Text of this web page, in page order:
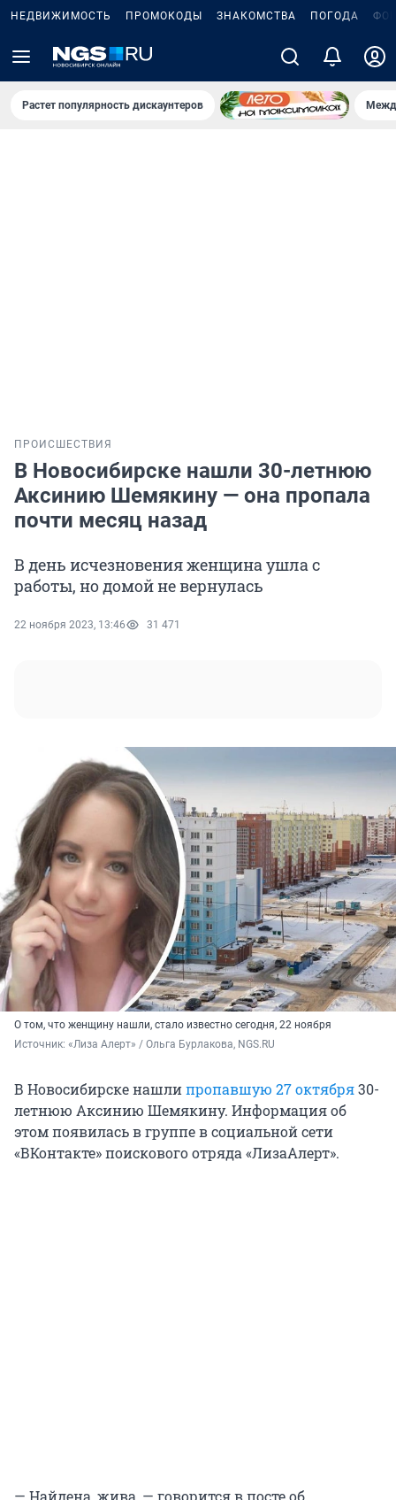
НЕДВИЖИМОСТЬ ПРОМОКОДЫ ЗНАКОМСТВА ПОГОДА
Растет популярность дискаунтеров
ПРОИСШЕСТВИЯ
В Новосибирске нашли 30-летнюю
Аксинию Шемякину — она пропала
почти месяц назад
В день исчезновения женщина ушла с
работы, но домой не вернулась
22 ноября 2023, 13:46 31 471
О том, что женщину нашли, стало известно сегодня, 22 ноября
Источник: «Лиза Алерт» / Ольга Бурлакова, NGS.RU
В Новосибирске нашлипропавшую 27 октября30-
летнюю Аксинию Шемякину. Информация об
этом появилась в группе в социальной сети
«ВКонтакте» поискового отряда «ЛизаАлерт».
— Найдена, жива, — говорится в посте об